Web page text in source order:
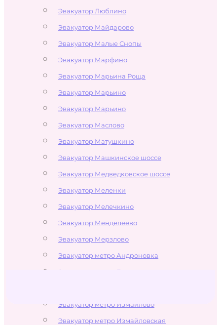
Эвакуатор Люблино
Эвакуатор Майдарово
Эвакуатор Малые Снопы
Эвакуатор Марфино
Эвакуатор Марьина Роща
Эвакуатор Марьино
Эвакуатор Марьино
Эвакуатор Маслово
Эвакуатор Матушкино
Эвакуатор Машкинское шоссе
Эвакуатор Медведковское шоссе
Эвакуатор Меленки
Эвакуатор Мелечкино
Эвакуатор Менделеево
Эвакуатор Мерзлово
Эвакуатор метро Андроновка
Эвакуатор метро Измайлово
Эвакуатор метро Измайловская